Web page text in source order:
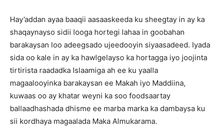
Hay’addan ayaa baaqii aasaaskeeda ku sheegtay in ay ka
shaqaynayso sidii looga hortegi lahaa in goobahan
barakaysan loo adeegsado ujeedooyin siyaasadeed. Iyada
sida oo kale in ay ka hawlgelayso ka hortagga iyo joojinta
tirtirista raadadka Islaamiga ah ee ku yaalla
magaalooyinka barakaysan ee Makah iyo Maddiina,
kuwaas oo ay khatar weyni ka soo foodsaartay
ballaadhashada dhisme ee marba marka ka dambaysa ku
sii kordhaya magaalada Maka Almukarama.